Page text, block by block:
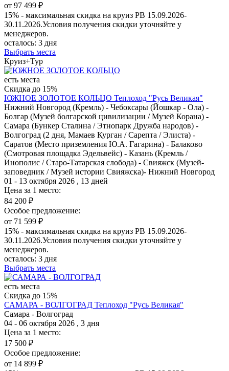
от 97 499 ₽
15% - максимальная скидка на круиз РВ 15.09.2026-
30.11.2026.Условия получения скидки уточняйте у
менеджеров.
осталось: 3 дня
Выбрать места
Круиз+Тур
есть места
Скидка до 15%
ЮЖНОЕ ЗОЛОТОЕ КОЛЬЦО Теплоход "Русь Великая"
Нижний Новгород (Кремль) - Чебоксары (Йошкар - Ола) -
Болгар (Музей болгарской цивилизации / Музей Корана) -
Самара (Бункер Сталина / Этнопарк Дружба народов) -
Волгоград (2 дня, Мамаев Курган / Сарепта / Элиста) -
Саратов (Место приземления Ю.А. Гагарина) - Балаково
(Смотровая площадка Эдельвейс) - Казань (Кремль /
Инополис / Старо-Татарская слобода) - Свияжск (Музей-
заповедник / Музей истории Свияжска)- Нижний Новгород
01 - 13 октября 2026 , 13 дней
Цена за 1 место:
84 200 ₽
Особое предложение:
от 71 599 ₽
15% - максимальная скидка на круиз РВ 15.09.2026-
30.11.2026.Условия получения скидки уточняйте у
менеджеров.
осталось: 3 дня
Выбрать места
есть места
Скидка до 15%
САМАРА - ВОЛГОГРАД Теплоход "Русь Великая"
Самара - Волгоград
04 - 06 октября 2026 , 3 дня
Цена за 1 место:
17 500 ₽
Особое предложение:
от 14 899 ₽